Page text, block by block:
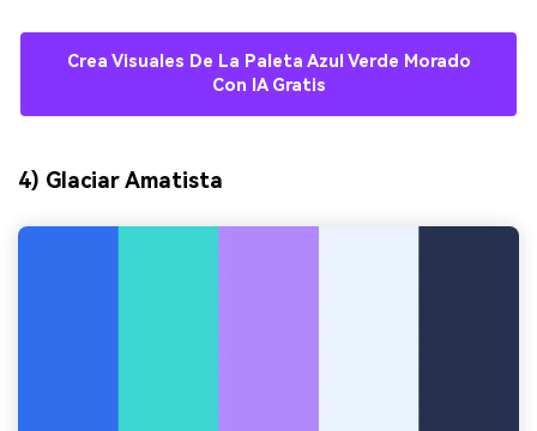
Crea Visuales De La Paleta Azul Verde Morado
Con IA Gratis
4) Glaciar Amatista